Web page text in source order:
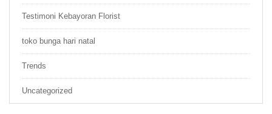
Testimoni Kebayoran Florist
toko bunga hari natal
Trends
Uncategorized